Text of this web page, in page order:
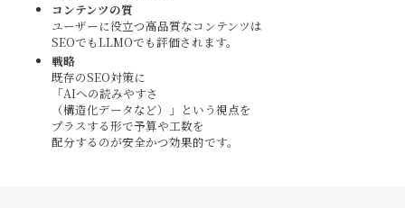
コンテンツの質
ユーザーに役立つ高品質なコンテンツは
SEOでもLLMOでも評価されます。
戦略
既存のSEO対策に
「AIへの読みやすさ
（構造化データなど）」という視点を
プラスする形で予算や工数を
配分するのが安全かつ効果的です。